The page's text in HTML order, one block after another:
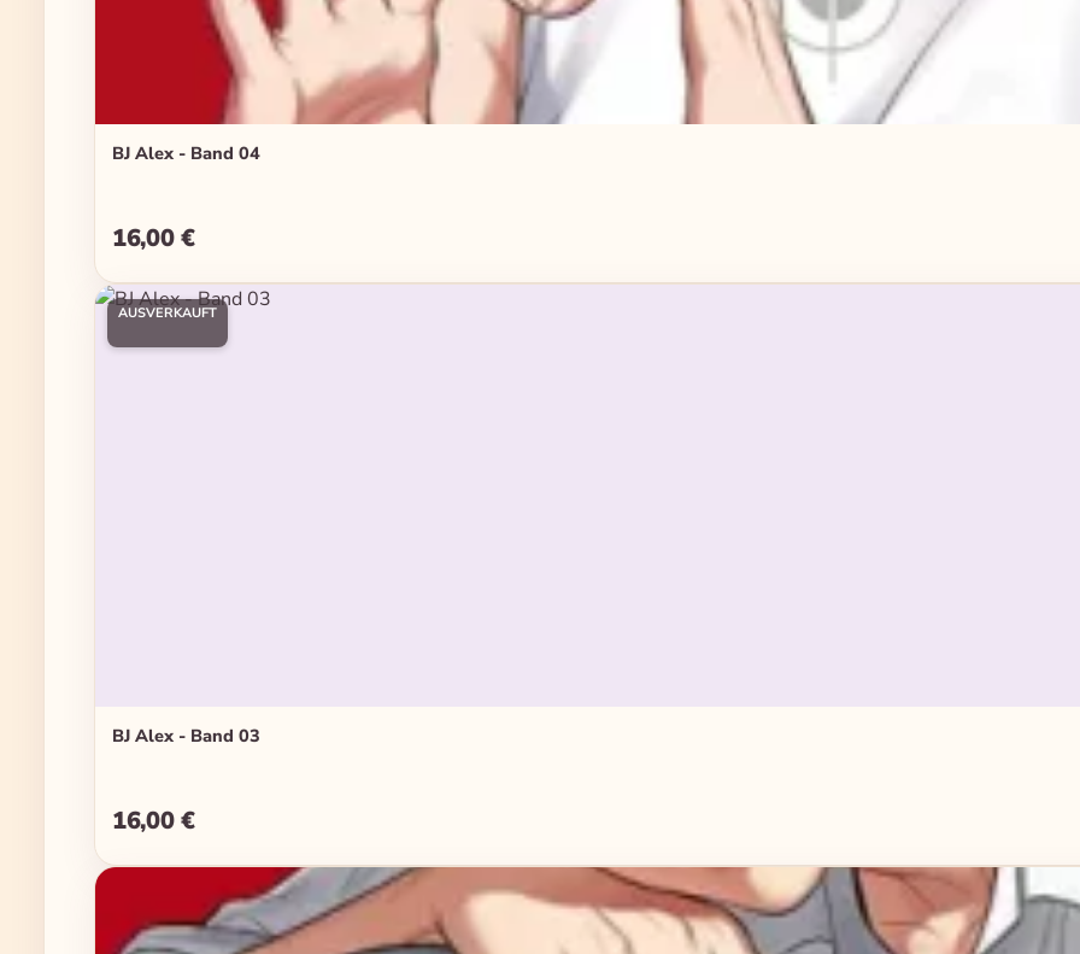
BJ Alex - Band 04
Regulärer Preis:
16,00 €
AUSVERKAUFT
BJ Alex - Band 03
Regulärer Preis:
16,00 €